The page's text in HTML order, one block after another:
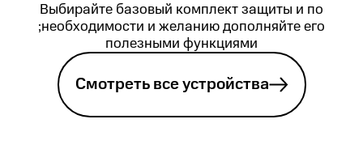
Выбирайте базовый комплект защиты и по
;необходимости и желанию дополняйте его
полезными функциями
Смотреть все устройства